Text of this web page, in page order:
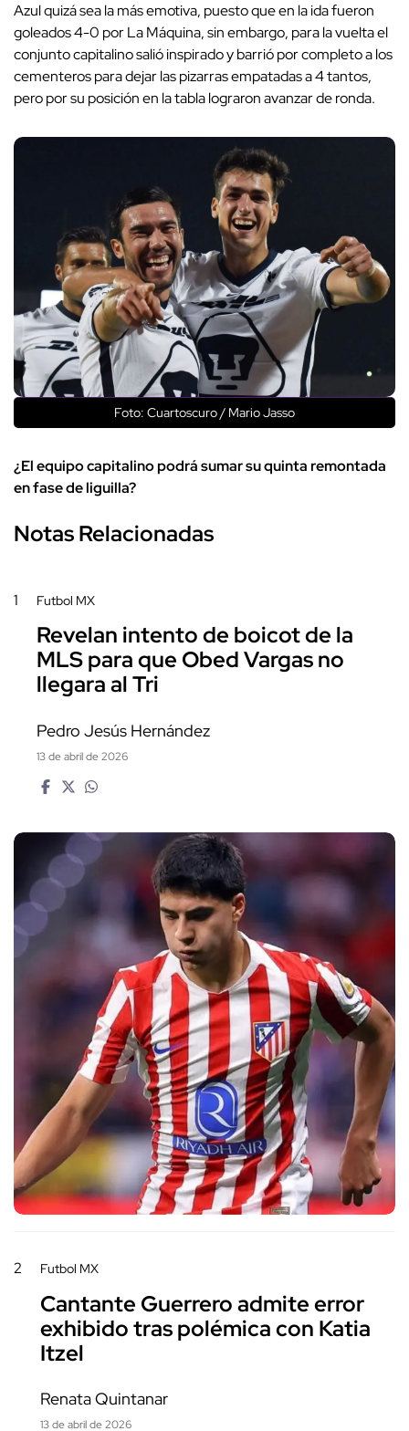
Azul quizá sea la más emotiva, puesto que en la ida fueron
goleados 4-0 por La Máquina, sin embargo, para la vuelta el
conjunto capitalino salió inspirado y barrió por completo a los
cementeros para dejar las pizarras empatadas a 4 tantos,
pero por su posición en la tabla lograron avanzar de ronda.
Foto: Cuartoscuro / Mario Jasso
¿El equipo capitalino podrá sumar su quinta remontada
en fase de liguilla?
Notas Relacionadas
1 Futbol MX
Revelan intento de boicot de la
MLS para que Obed Vargas no
llegara al Tri
Pedro Jesús Hernández
13 de abril de 2026
2 Futbol MX
Cantante Guerrero admite error
exhibido tras polémica con Katia
Itzel
Renata Quintanar
13 de abril de 2026